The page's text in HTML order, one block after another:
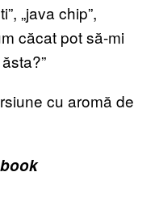
„java chip”,
căcat pot să-mi
cu aromă de